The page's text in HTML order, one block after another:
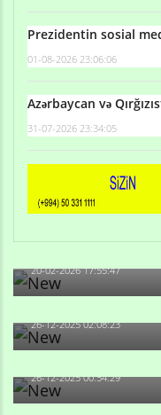
Prezidentin sosial
01-08-2026 23:06:06
Azərbaycan və
31-07-2026 23:34:05
Qulu Məhərrəmli:
20-02-2026 17:55:47
Məni bura NAZİR
olan və...
26-12-2025 02:08:23
-Ay qız, sən
də, məni...
26-12-2025 00:54:29